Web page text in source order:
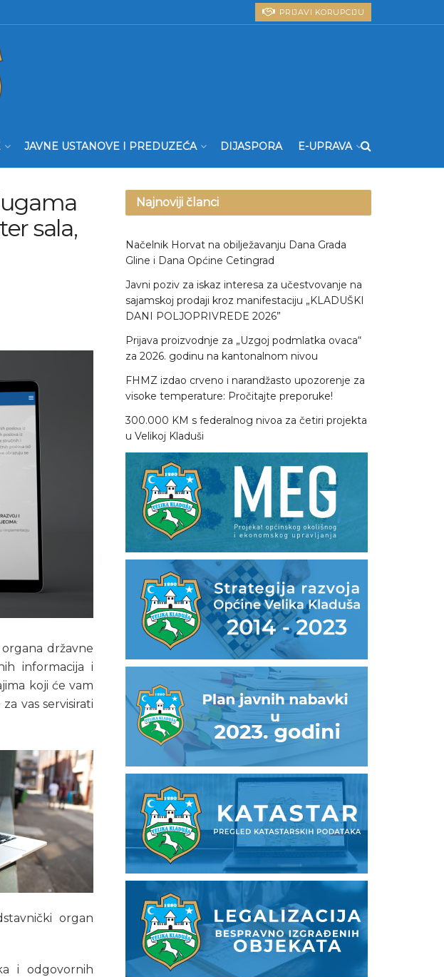
PRIJAVI KORUPCIJU
JAVNE USTANOVE I PREDUZEĆA DIJASPORA E-UPRAVA
sala,
državne
informacija i
koji će vam
vas servisirati
organ
i odgovornih
Najnoviji članci
Načelnik Horvat na obilježavanju Dana Grada
Gline i Dana Općine Cetingrad
Javni poziv za iskaz interesa za učestvovanje na
sajamskoj prodaji kroz manifestaciju „KLADUŠKI
DANI POLJOPRIVREDE 2026”
Prijava proizvodnje za „Uzgoj podmlatka ovaca“
za 2026. godinu na kantonalnom nivou
FHMZ izdao crveno i narandžasto upozorenje za
visoke temperature: Pročitajte preporuke!
300.000 KM s federalnog nivoa za četiri projekta
u Velikoj Kladuši